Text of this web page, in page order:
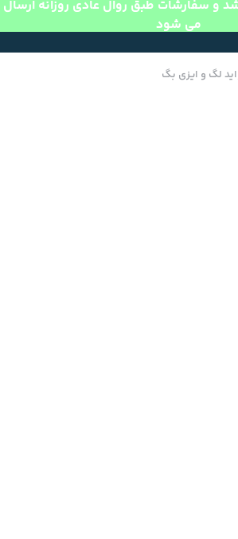
و سفارشات طبق روال عادی روزانه ارسال
می شود
لگ و ایزی بگ